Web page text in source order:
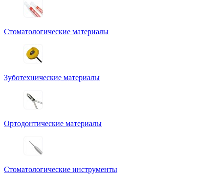
Стоматологические материалы
Зуботехнические материалы
Ортодонтические материалы
Стоматологические инструменты